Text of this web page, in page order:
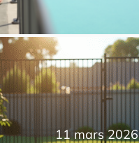
11 mars 2026